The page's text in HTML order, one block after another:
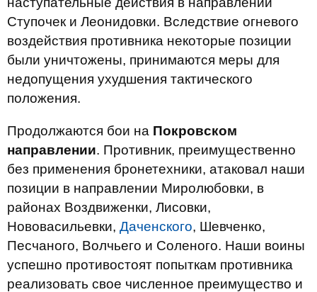
Ступочек и Леонидовки. Вследствие огневого
воздействия противника некоторые позиции
были уничтожены, принимаются меры для
недопущения ухудшения тактического
положения.
Продолжаются бои на Покровском
направлении. Противник, преимущественно
без применения бронетехники, атаковал наши
позиции в направлении Миролюбовки, в
районах Воздвиженки, Лисовки,
Нововасильевки, Даченского, Шевченко,
Песчаного, Волчьего и Соленого. Наши воины
успешно противостоят попыткам противника
реализовать свое численное преимущество и